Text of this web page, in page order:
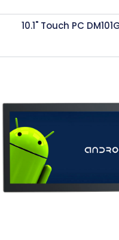
10.1" Touch PC